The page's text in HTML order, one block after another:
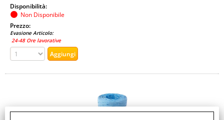
Disponibilità:
Non Disponibile
Prezzo:
Evasione Articolo:
24-48 Ore lavorative